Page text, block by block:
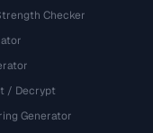
Checker
/ Decrypt
Generator